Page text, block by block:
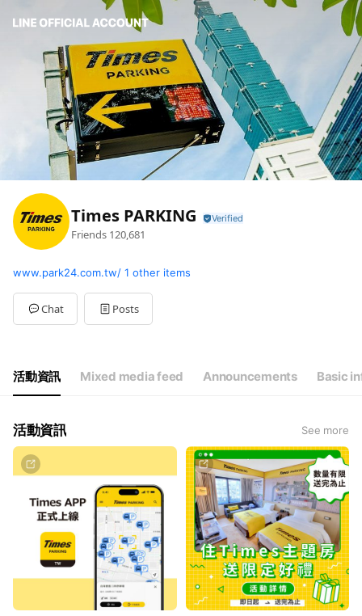
Times PARKING
Friends 120,681
www.park24.com.tw/ 1 other items
Chat Posts
活動資訊 Mixed media feed Announcements Basic
活動資訊 See more